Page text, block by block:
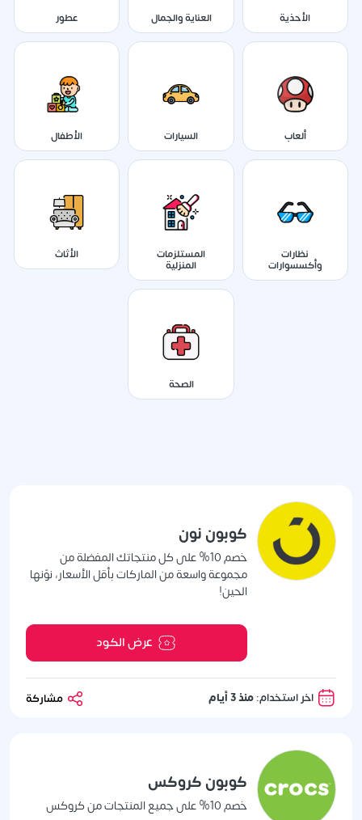
الأحذية العناية والجمال عطور
ألعاب السيارات الأطفال
نظارات
وأكسسوارات
المستلزمات
المنزلية
الأثاث
الصحة
كوبون نون
خصم 10% على كل منتجاتك المفضلة من
مجموعة واسعة من الماركات بأقل الأسعار، نوّنها
الحين!
عرض الكود
اخر استخدام:منذ 3 أيام
كوبون كروكس
خصم 10% على جميع المنتجات من كروكس